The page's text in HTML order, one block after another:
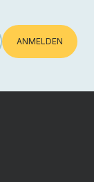
ANMELDEN